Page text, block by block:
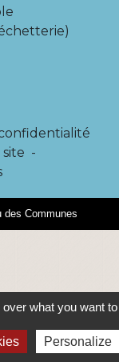
-
des Communes
what you want to
Personalize